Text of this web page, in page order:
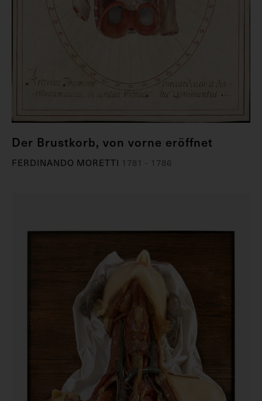
Der Brustkorb, von vorne eröffnet
FERDINANDO MORETTI 1781 - 1786